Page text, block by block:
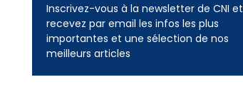
Inscrivez-vous à la newsletter de CNI et
recevez par email les infos les plus
importantes et une sélection de nos
meilleurs articles